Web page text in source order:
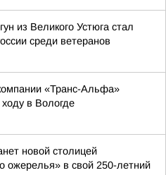
из Великого Устюга стал
среди ветеранов
«Транс-Альфа»
ходу в Вологде
новой столицей
ожерелья» в свой 250-летний